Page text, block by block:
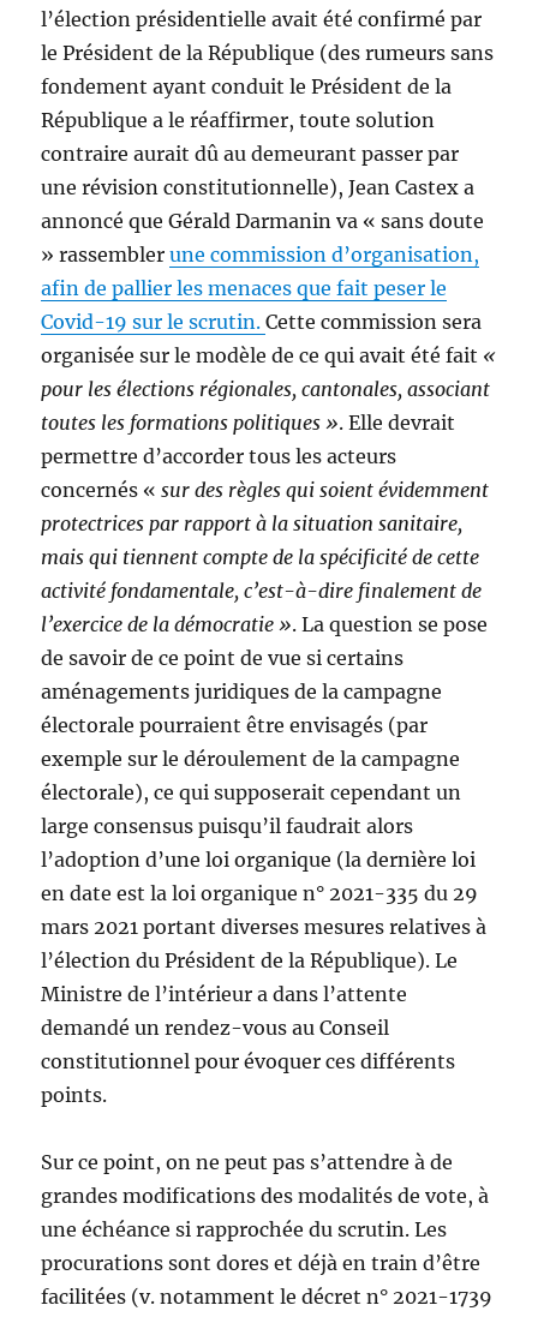
l’élection présidentielle avait été confirmé par
le Président de la République (des rumeurs sans
fondement ayant conduit le Président de la
République a le réaffirmer, toute solution
contraire aurait dû au demeurant passer par
une révision constitutionnelle), Jean Castex a
annoncé que Gérald Darmanin va « sans doute
» rassemblerune commission d’organisation,
afin de pallier les menaces que fait peser le
Covid-19 sur le scrutin.Cette commission sera
organisée sur le modèle de ce qui avait été fait «
pour les élections régionales, cantonales, associant
toutes les formations politiques ». Elle devrait
permettre d’accorder tous les acteurs
concernés « sur des règles qui soient évidemment
protectrices par rapport à la situation sanitaire,
mais qui tiennent compte de la spécificité de cette
activité fondamentale, c’est-à-dire finalement de
l’exercice de la démocratie ». La question se pose
de savoir de ce point de vue si certains
aménagements juridiques de la campagne
électorale pourraient être envisagés (par
exemple sur le déroulement de la campagne
électorale), ce qui supposerait cependant un
large consensus puisqu’il faudrait alors
l’adoption d’une loi organique (la dernière loi
en date est la loi organique n° 2021-335 du 29
mars 2021 portant diverses mesures relatives à
l’élection du Président de la République). Le
Ministre de l’intérieur a dans l’attente
demandé un rendez-vous au Conseil
constitutionnel pour évoquer ces différents
points.
Sur ce point, on ne peut pas s’attendre à de
grandes modifications des modalités de vote, à
une échéance si rapprochée du scrutin. Les
procurations sont dores et déjà en train d’être
facilitées (v. notamment le décret n° 2021-1739